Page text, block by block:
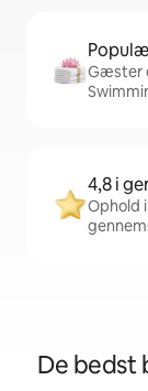
Gæster
4,8 i
Ophold
De bedst